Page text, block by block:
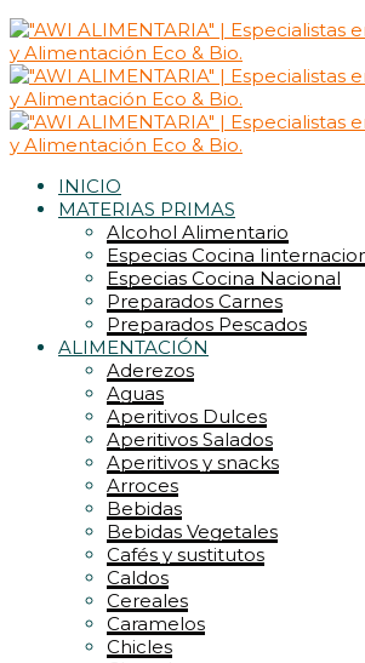
INICIO
MATERIAS PRIMAS
Alcohol Alimentario
Especias Cocina
Especias Cocina Nacional
Preparados Carnes
Preparados Pescados
ALIMENTACIÓN
Aderezos
Aguas
Aperitivos Dulces
Aperitivos Salados
Aperitivos y snacks
Arroces
Bebidas
Bebidas Vegetales
Cafés y sustitutos
Caldos
Cereales
Caramelos
Chicles